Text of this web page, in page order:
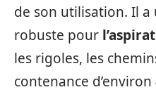
de son utilisation. Il a
robuste pour
les rigoles, les
contenance